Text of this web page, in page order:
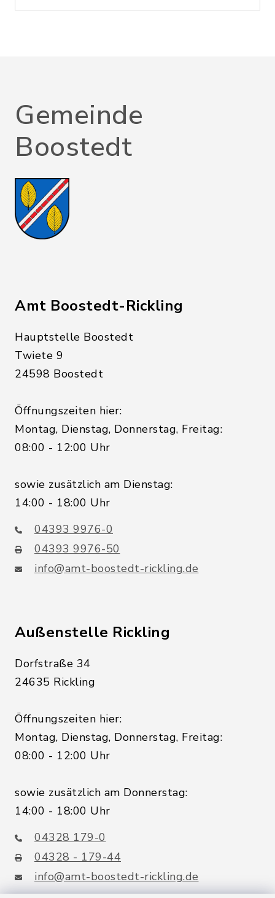
Gemeinde
Boostedt
Amt Boostedt-Rickling
Hauptstelle Boostedt
Twiete 9
24598 Boostedt
Öffnungszeiten hier:
Montag, Dienstag, Donnerstag, Freitag:
08:00 - 12:00 Uhr
sowie zusätzlich am Dienstag:
14:00 - 18:00 Uhr
04393 9976-0
04393 9976-50
info@amt-boostedt-rickling.de
Außenstelle Rickling
Dorfstraße 34
24635 Rickling
Öffnungszeiten hier:
Montag, Dienstag, Donnerstag, Freitag:
08:00 - 12:00 Uhr
sowie zusätzlich am Donnerstag:
14:00 - 18:00 Uhr
04328 179-0
04328 - 179-44
info@amt-boostedt-rickling.de